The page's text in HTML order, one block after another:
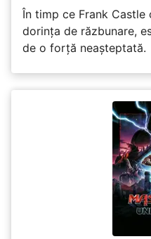
În timp ce Frank Castle
dorința de răzbunare,
de o forță neașteptată.